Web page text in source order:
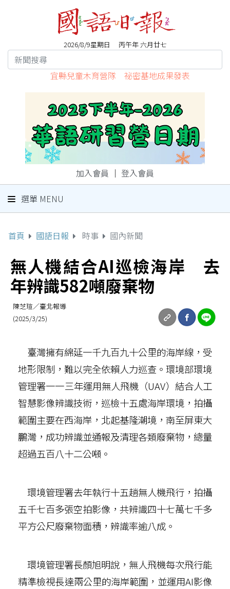
2026/8/9星期日 丙午年 六月廿七
宜縣兒童木育營隊 祕密基地成果發表
加入會員 ｜ 登入會員
選單 MENU
首頁 國語日報 時事 國內新聞
無人機結合AI巡檢海岸 去
年辨識582噸廢棄物
陳芝瑄／臺北報導
(2025/3/25)
臺灣擁有綿延一千九百九十公里的海岸線，受
地形限制，難以完全依賴人力巡查。環境部環境
管理署一一三年運用無人飛機（UAV）結合人工
智慧影像辨識技術，巡檢十五處海岸環境，拍攝
範圍主要在西海岸，北起基隆潮境，南至屏東大
鵬灣，成功辨識並通報及清理各類廢棄物，總量
超過五百八十二公噸。
環境管理署去年執行十五趟無人機飛行，拍攝
五千七百多張空拍影像，共辨識四十七萬七千多
平方公尺廢棄物面積，辨識率逾八成。
環境管理署長顏旭明說，無人飛機每次飛行能
精準檢視長達兩公里的海岸範圍，並運用AI影像